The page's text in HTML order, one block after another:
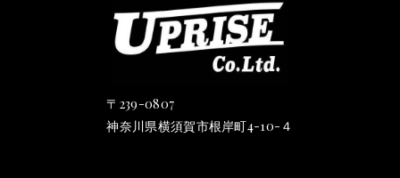
〒239-0807
神奈川県横須賀市根岸町4-10-４